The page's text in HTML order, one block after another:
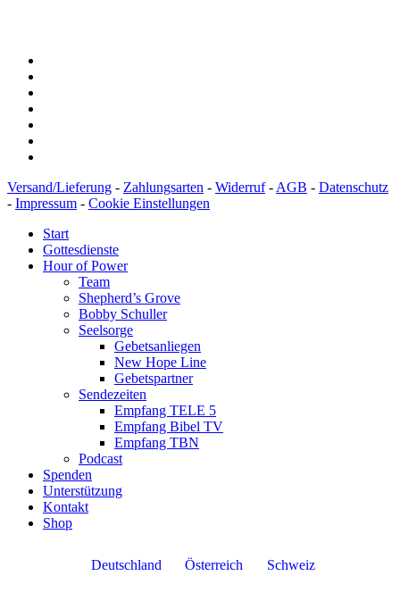
Versand/Lieferung - Zahlungsarten - Widerruf- AGB - Datenschutz
- Impressum - Cookie Einstellungen
Start
Gottesdienste
Hour of Power
Team
Shepherd’s Grove
Bobby Schuller
Seelsorge
Gebetsanliegen
New Hope Line
Gebetspartner
Sendezeiten
Empfang TELE 5
Empfang Bibel TV
Empfang TBN
Podcast
Spenden
Unterstützung
Kontakt
Shop
Deutschland Österreich Schweiz